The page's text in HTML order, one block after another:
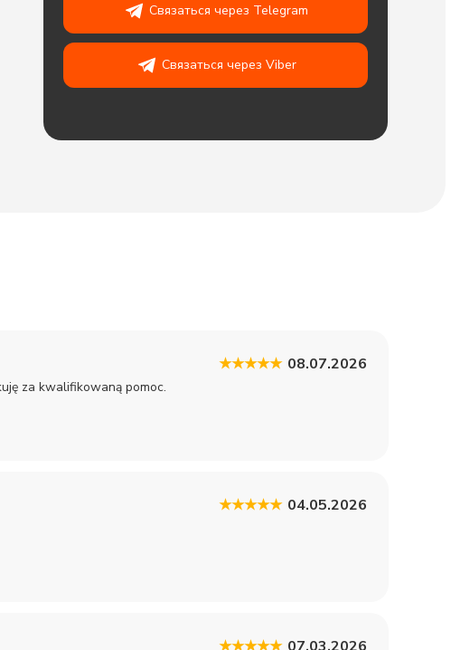
Связаться через Telegram
Связаться через Viber
★★★★★ 08.07.2026
za kwalifikowaną pomoc.
★★★★★ 04.05.2026